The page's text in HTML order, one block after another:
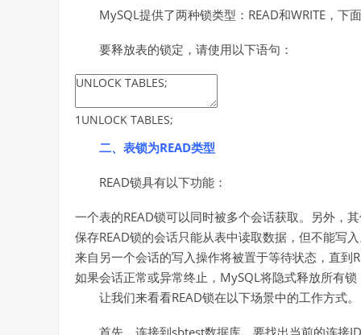
MySQL提供了两种锁类型：READ和WRITE，下
要释放表的锁定，请使用以下语句：
1 UNLOCK TABLES;
二、表锁为READ类型
READ锁具有以下功能：
一个表的READ锁可以同时被多个会话获取。另外，
保存READ锁的会话只能从表中读取数据，但不能写
来自另一个会话的写入操作将被置于等待状态，直到
如果会话正常或异常终止，MySQL将隐式释放所有锁
让我们来看看READ锁在以下场景中的工作方式。
首先，连接到sbtest数据库。要找出当前的连接